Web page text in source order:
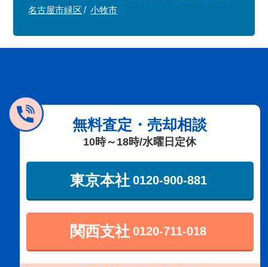
名古屋市緑区
小牧市
無料査定・売却相談
10時～18時/水曜日定休
東京本社 0120-900-881
関西支社 0120-711-018